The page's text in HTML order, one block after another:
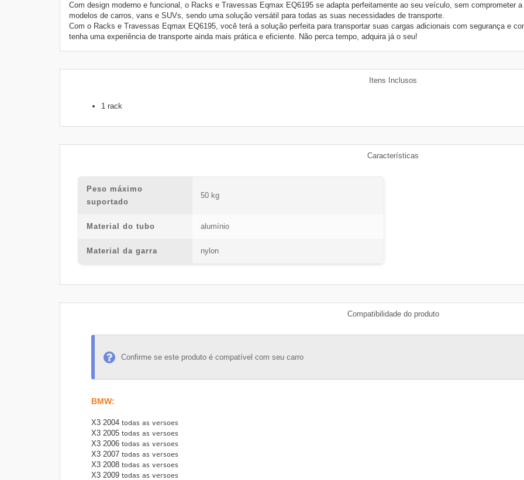
Com design moderno e funcional, o Racks e Travessas Eqmax EQ6195 se adapta perfeitamente ao seu veículo, sem comprometer
modelos de carros, vans e SUVs, sendo uma solução versátil para todas as suas necessidades de transporte.
Com o Racks e Travessas Eqmax EQ6195, você terá a solução perfeita para transportar suas cargas adicionais com segurança e
tenha uma experiência de transporte ainda mais prática e eficiente. Não perca tempo, adquira já o seu!
Itens Inclusos
1 rack
Características
Peso máximo
suportado
50 kg
Material do tubo alumínio
Material da garra nylon
Compatibilidade do produto
Confirme se este produto é compatível com seu carro
BMW:
X3 2004
X3 2005
X3 2006
X3 2007
X3 2008
X3 2009